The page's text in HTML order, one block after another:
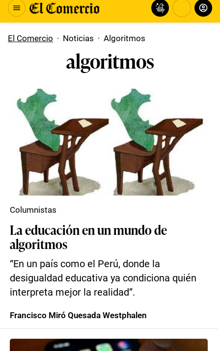
El Comercio · Noticias · Algoritmos
algoritmos
La educación en un mundo de
algoritmos
“En un país como el Perú, donde la
desigualdad educativa ya condiciona quién
interpreta mejor la realidad”.
Columnistas
Francisco Miró Quesada Westphalen